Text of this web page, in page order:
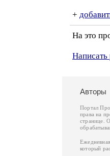
+
На это
Авторы
Портал
права на
странице.
который